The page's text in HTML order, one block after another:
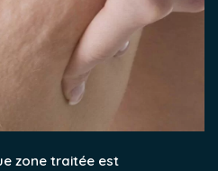
zone traitée est